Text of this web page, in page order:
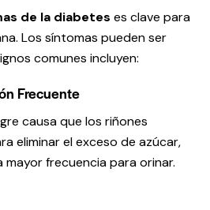
de la diabetes es clave para
Los síntomas pueden ser
comunes incluyen:
Frecuente
causa que los riñones
eliminar el exceso de azúcar,
frecuencia para orinar.